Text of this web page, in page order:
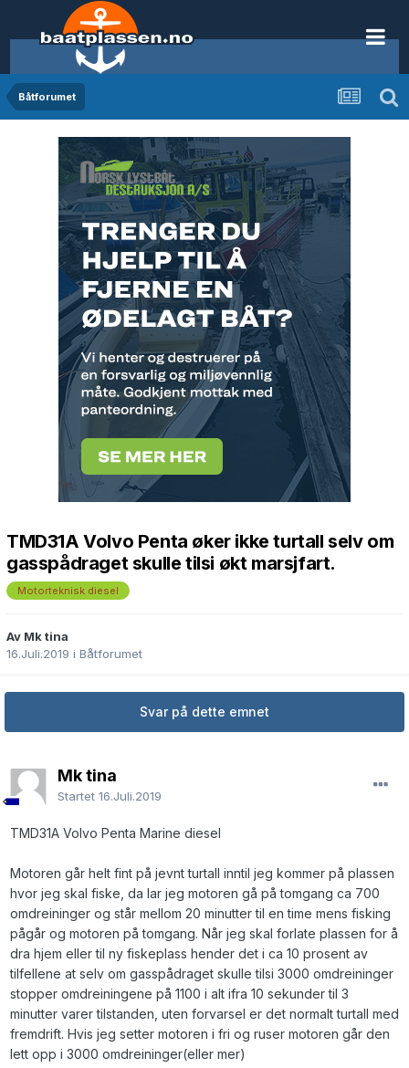
Båtforumet
TMD31A Volvo Penta øker ikke turtall selv om
gasspådraget skulle tilsi økt marsjfart.
Motorteknisk diesel
Av Mk tina
16.Juli.2019 i Båtforumet
Svar på dette emnet
Mk tina
Startet 16.Juli.2019
TMD31A Volvo Penta Marine diesel
Motoren går helt fint på jevnt turtall inntil jeg kommer på plassen
hvor jeg skal fiske, da lar jeg motoren gå på tomgang ca 700
omdreininger og står mellom 20 minutter til en time mens fisking
pågår og motoren på tomgang. Når jeg skal forlate plassen for å
dra hjem eller til ny fiskeplass hender det i ca 10 prosent av
tilfellene at selv om gasspådraget skulle tilsi 3000 omdreininger
stopper omdreiningene på 1100 i alt ifra 10 sekunder til 3
minutter varer tilstanden, uten forvarsel er det normalt turtall med
fremdrift. Hvis jeg setter motoren i fri og ruser motoren går den
lett opp i 3000 omdreininger(eller mer)